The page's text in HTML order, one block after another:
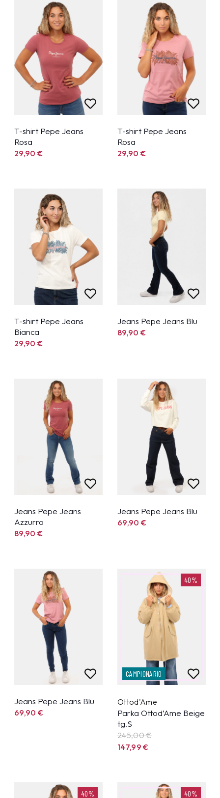
T-shirt Pepe Jeans
Rosa
29,90€
T-shirt Pepe Jeans
Rosa
29,90€
T-shirt Pepe Jeans
Bianca
29,90€
Jeans Pepe Jeans Blu
89,90€
Jeans Pepe Jeans
Azzurro
89,90€
Jeans Pepe Jeans Blu
69,90€
Jeans Pepe Jeans Blu
69,90€
40%
CAMPIONARIO
Ottod'Ame
Parka Ottod’Ame Beige
tg.S
245,00 €
147,99€
40% 40%